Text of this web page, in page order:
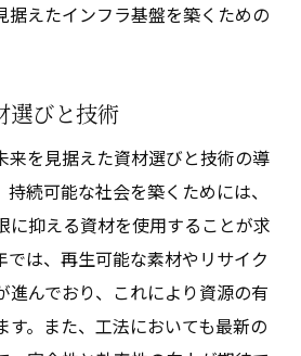
据えたインフラ基盤を築くための
選びと技術
来を見据えた資材選びと技術の導
続可能な社会を築くためには、
に抑える資材を使用することが求
では、再生可能な素材やリサイク
進んでおり、これにより資源の有
す。また、工法においても最新の